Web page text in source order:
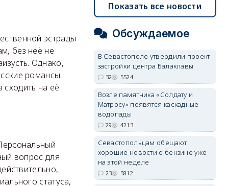
эстрады
без неё не
Однако,
романсы.
на её
вопрос для
статуса,
Показать все новости
Обсуждаемое
В Севастополе утвердили проект
застройки центра Балаклавы
32 5524
Возле памятника «Солдату и
Матросу» появятся каскадные
водопады
29 4213
Севастопольцам обещают
хорошие новости о бензине уже
на этой неделе
23 5812